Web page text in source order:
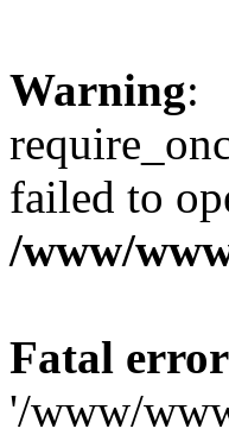
Warning:
failed to
/www/
Fatal error
'/www/